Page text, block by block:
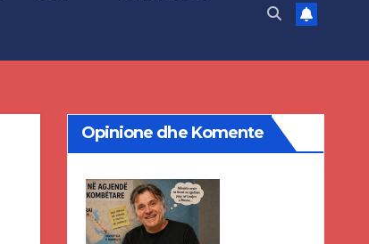
Opinione dhe Komente